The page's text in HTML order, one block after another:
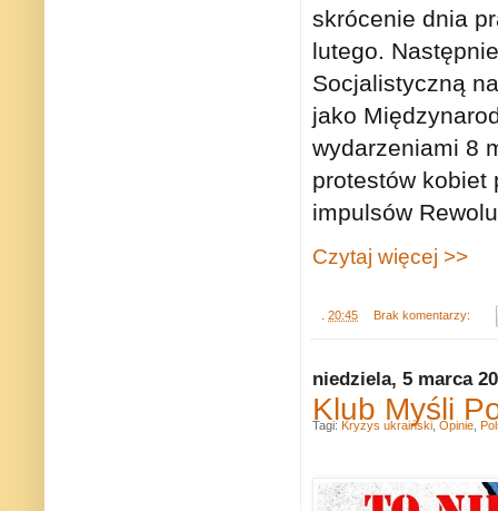
skrócenie dnia
lutego.
Socjalistyczną
jako
wydarzeniami 8
protestów kobiet
impulsów
Czytaj więcej >>
20:45 Brak komentarzy:
niedziela, 5 marca
Klub Myśli
Tagi: Kryzys ukraiński, Opinie,